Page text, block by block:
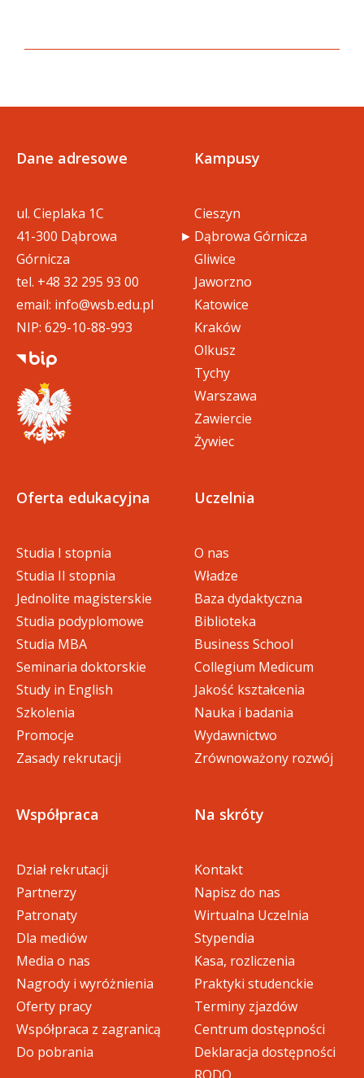
Dane adresowe
ul. Cieplaka 1C
41-300 Dąbrowa
Górnicza
tel. +48 32 295 93 00
email: info@wsb.edu.pl
NIP: 629-10-88-993
Kampusy
Cieszyn
Dąbrowa Górnicza
Gliwice
Jaworzno
Katowice
Kraków
Olkusz
Tychy
Warszawa
Zawiercie
Żywiec
Oferta edukacyjna
Studia I stopnia
Studia II stopnia
Jednolite magisterskie
Studia podyplomowe
Studia MBA
Seminaria doktorskie
Study in English
Szkolenia
Promocje
Zasady rekrutacji
Uczelnia
O nas
Władze
Baza dydaktyczna
Biblioteka
Business School
Collegium Medicum
Jakość kształcenia
Nauka i badania
Wydawnictwo
Zrównoważony rozwój
Współpraca
Dział rekrutacji
Partnerzy
Patronaty
Dla mediów
Media o nas
Nagrody i wyróżnienia
Oferty pracy
Współpraca z zagranicą
Do pobrania
Na skróty
Kontakt
Napisz do nas
Wirtualna Uczelnia
Stypendia
Kasa, rozliczenia
Praktyki studenckie
Terminy zjazdów
Centrum dostępności
Deklaracja dostępności
RODO